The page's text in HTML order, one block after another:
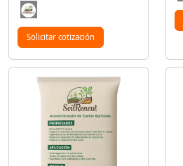
Solicitar cotización